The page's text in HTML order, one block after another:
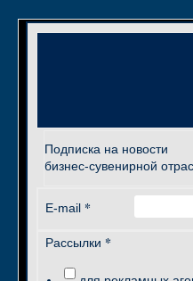
Подписка на новости
бизнес-сувенирной
E-mail *
Рассылки *